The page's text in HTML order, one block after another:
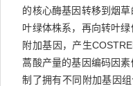
的核心酶基因转移到烟
叶绿体株系，再向转叶
附加基因，产生
蒿酸产量的基因编码因
制了拥有不同附加基因